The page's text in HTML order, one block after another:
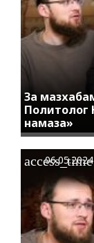
За
Политолог
намаза»
access_time
06.05.2024